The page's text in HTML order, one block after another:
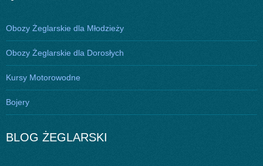
Obozy Żeglarskie dla Młodzieży
Obozy Żeglarskie dla Dorosłych
Kursy Motorowodne
Bojery
BLOG ŻEGLARSKI